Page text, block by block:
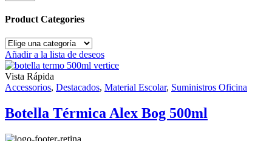
page
Product Categories
Añadir a la lista de deseos
Vista Rápida
Accessorios, Destacados, Material Escolar, Suministros Oficina
Botella Térmica Alex Bog 500ml